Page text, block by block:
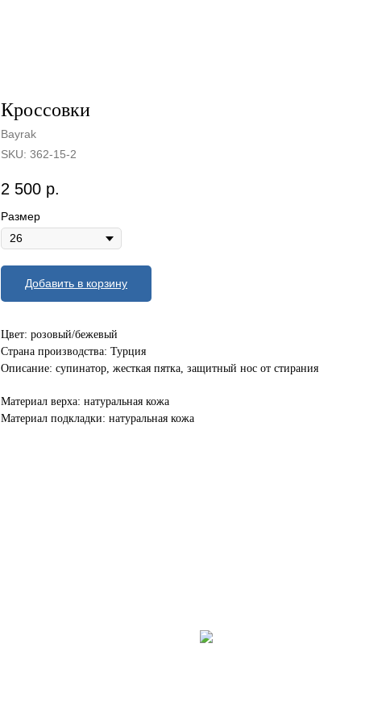
Кроссовки
Bayrak
SKU: 362-15-2
2 500 р.
Размер
Добавить в корзину
Цвет: розовый/бежевый
Страна производства: Турция
Описание: супинатор, жесткая пятка, защитный нос от стирания
Материал верха: натуральная кожа
Материал подкладки: натуральная кожа